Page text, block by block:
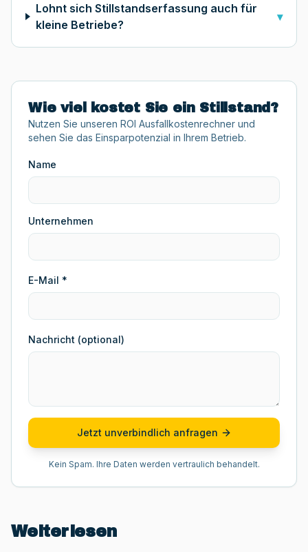
Lohnt sich Stillstandserfassung auch für
kleine Betriebe?
▾
Wie viel kostet Sie ein Stillstand?
Nutzen Sie unseren ROI Ausfallkostenrechner und
sehen Sie das Einsparpotenzial in Ihrem Betrieb.
Name
Unternehmen
E-Mail *
Nachricht (optional)
Jetzt unverbindlich anfragen
Kein Spam. Ihre Daten werden vertraulich behandelt.
Weiterlesen